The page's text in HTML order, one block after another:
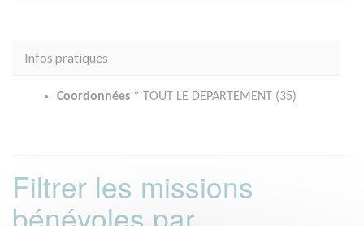
Infos pratiques
Coordonnées * TOUT LE DEPARTEMENT (35)
Filtrer les missions
bénévoles par